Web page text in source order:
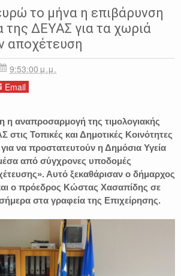
ΕΙΔΗΣΕΙΣ
ΚΩΣΤΑΣ ΧΑΣΑΠΙΔΗΣ
ΣΕΡΡΕΣ
το μήνα η επιβάρυνση
της ΔΕΥΑΣ για τα χωριά
αποχέτευση
9:53:00 μ.μ.
Email
η αναπροσαρμογή της τιμολογιακής
στις Τοπικές και Δημοτικές Κοινότητες
να προστατευτούν η Δημόσια Υγεία
από σύγχρονες υποδομές
Αυτό ξεκαθάρισαν ο δήμαρχος
ο πρόεδρος Κώστας Χασαπίδης σε
στα γραφεία της Επιχείρησης.